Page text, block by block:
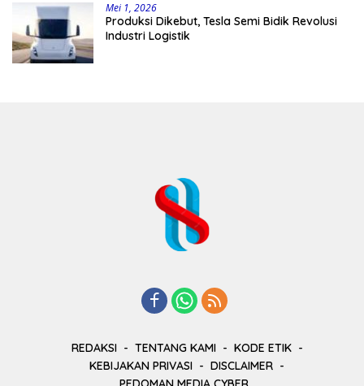
Mei 1, 2026
Produksi Dikebut, Tesla Semi Bidik Revolusi
Industri Logistik
REDAKSI TENTANG KAMI
KODE ETIK
KEBIJAKAN PRIVASI
DISCLAIMER